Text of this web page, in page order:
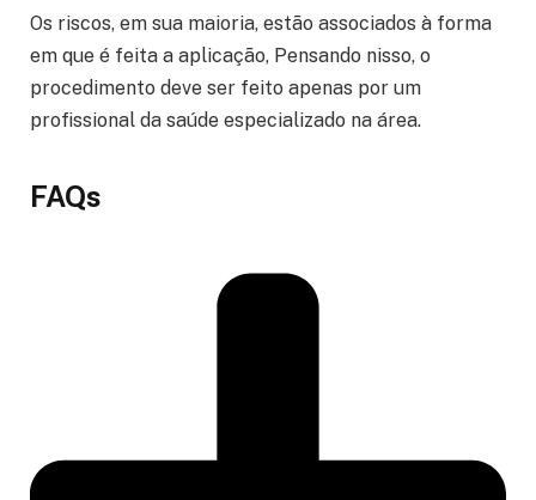
Os riscos, em sua maioria, estão associados à forma
em que é feita a aplicação, Pensando nisso, o
procedimento deve ser feito apenas por um
profissional da saúde especializado na área.
FAQs